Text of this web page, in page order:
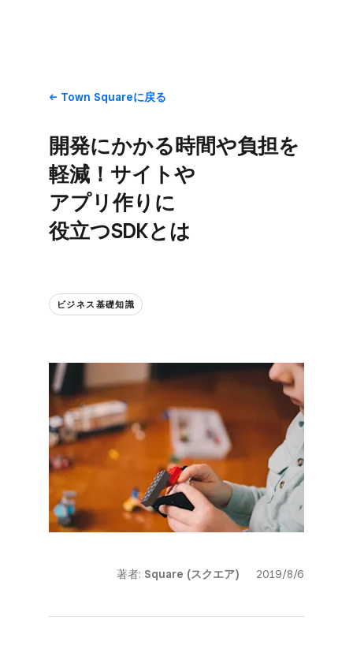
Town Squareに​戻る
開発に​かかる​時間や​負担を​
軽減！​サイトや​
アプリ作りに​
役立つSDKとは
ビジネス基礎知識
著者: Square (スクエア) 2019/8/6